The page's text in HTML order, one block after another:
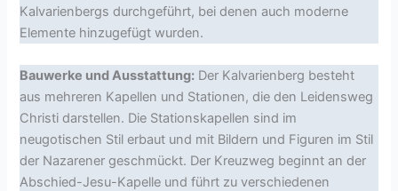
Kalvarienbergs durchgeführt, bei denen auch moderne
Elemente hinzugefügt wurden.
Bauwerke und Ausstattung: Der Kalvarienberg besteht
aus mehreren Kapellen und Stationen, die den Leidensweg
Christi darstellen. Die Stationskapellen sind im
neugotischen Stil erbaut und mit Bildern und Figuren im Stil
der Nazarener geschmückt. Der Kreuzweg beginnt an der
Abschied-Jesu-Kapelle und führt zu verschiedenen